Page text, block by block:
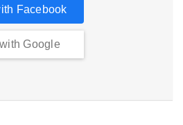
Facebook
Google